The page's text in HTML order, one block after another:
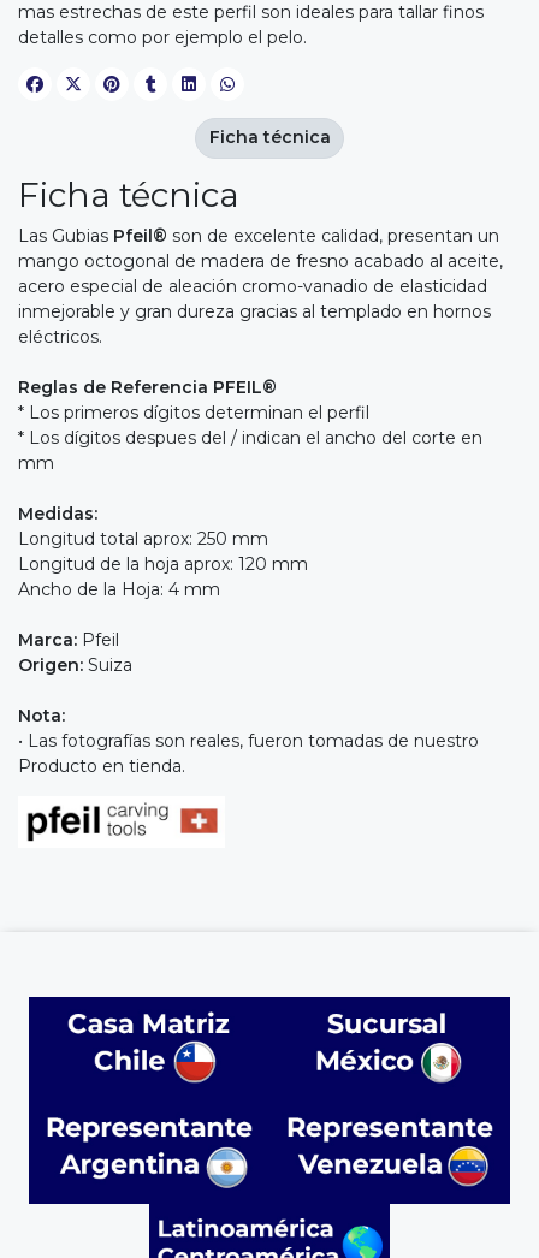
mas estrechas de este perfil son ideales para tallar finos
detalles como por ejemplo el pelo.
Ficha técnica
Las Gubias Pfeil® son de excelente calidad, presentan un
mango octogonal de madera de fresno acabado al aceite,
acero especial de aleación cromo-vanadio de elasticidad
inmejorable y gran dureza gracias al templado en hornos
eléctricos.
Reglas de Referencia PFEIL®
* Los primeros dígitos determinan el perfil
* Los dígitos despues del / indican el ancho del corte en
mm
Medidas:
Longitud total aprox: 250 mm
Longitud de la hoja aprox: 120 mm
Ancho de la Hoja: 4 mm
Marca: Pfeil
Origen: Suiza
Nota:
• Las fotografías son reales, fueron tomadas de nuestro
Producto en tienda.
Ficha técnica